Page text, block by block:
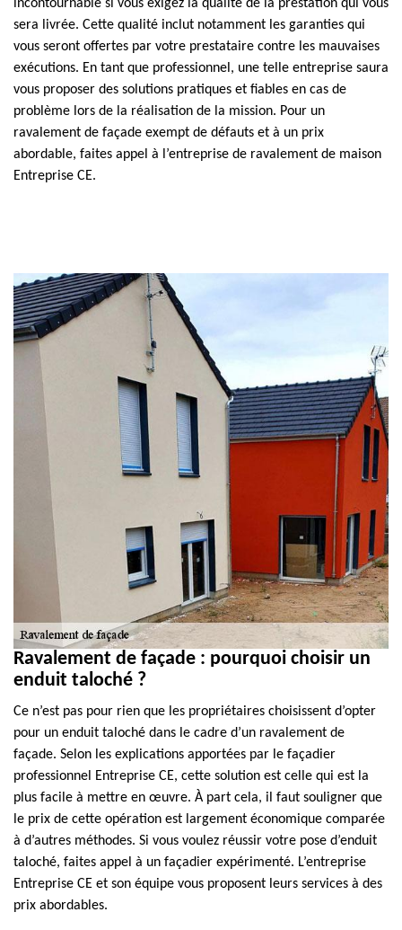
incontournable si vous exigez la qualité de la prestation qui vous
sera livrée. Cette qualité inclut notamment les garanties qui
vous seront offertes par votre prestataire contre les mauvaises
exécutions. En tant que professionnel, une telle entreprise saura
vous proposer des solutions pratiques et fiables en cas de
problème lors de la réalisation de la mission. Pour un
ravalement de façade exempt de défauts et à un prix
abordable, faites appel à l’entreprise de ravalement de maison
Entreprise CE.
Ravalement de façade : pourquoi choisir un
enduit taloché ?
Ce n’est pas pour rien que les propriétaires choisissent d’opter
pour un enduit taloché dans le cadre d’un ravalement de
façade. Selon les explications apportées par le façadier
professionnel Entreprise CE, cette solution est celle qui est la
plus facile à mettre en œuvre. À part cela, il faut souligner que
le prix de cette opération est largement économique comparée
à d’autres méthodes. Si vous voulez réussir votre pose d’enduit
taloché, faites appel à un façadier expérimenté. L’entreprise
Entreprise CE et son équipe vous proposent leurs services à des
prix abordables.